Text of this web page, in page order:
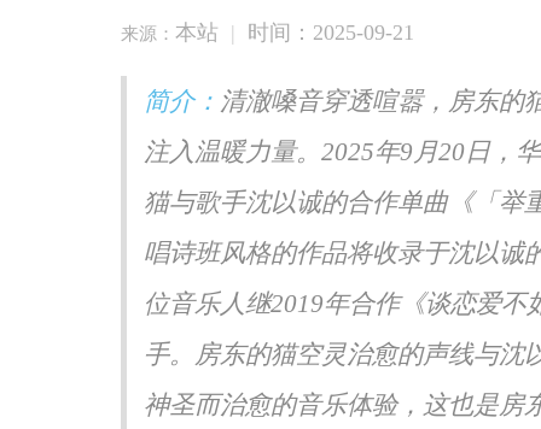
来源： 本站 | 时间：2025-09-21
简介： 清澈嗓音穿透喧嚣，房东的
注入温暖力量。2025年9月20日，
猫与歌手沈以诚的合作单曲《「举
唱诗班风格的作品将收录于沈以诚
位音乐人继2019年合作《谈恋爱
手。房东的猫空灵治愈的声线与沈
神圣而治愈的音乐体验，这也是房
生不息·华流季》展专业
Simon》突破性唱功获赞
《书画里的中国》第三季直播
吉地坛公园写生，笔墨定格初